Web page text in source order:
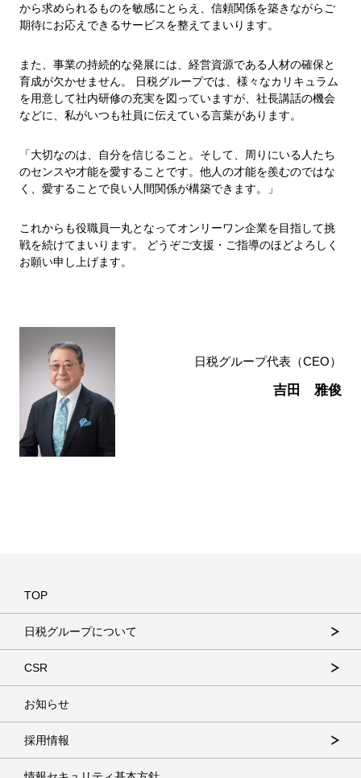
から求められるものを敏感にとらえ、信頼関係を築きながらご
期待にお応えできるサービスを整えてまいります。
また、事業の持続的な発展には、経営資源である人材の確保と
育成が欠かせません。 日税グループでは、様々なカリキュラム
を用意して社内研修の充実を図っていますが、社長講話の機会
などに、私がいつも社員に伝えている言葉があります。
「大切なのは、自分を信じること。そして、周りにいる人たち
のセンスや才能を愛することです。他人の才能を羨むのではな
く、愛することで良い人間関係が構築できます。」
これからも役職員一丸となってオンリーワン企業を目指して挑
戦を続けてまいります。 どうぞご支援・ご指導のほどよろしく
お願い申し上げます。
日税グループ代表（CEO）
吉田 雅俊
TOP
日税グループについて
CSR
お知らせ
採用情報